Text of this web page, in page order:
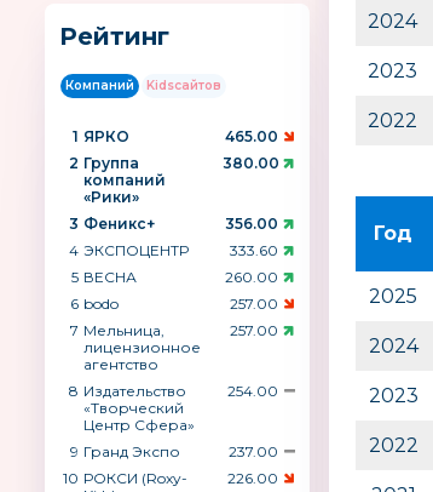
Рейтинг
Компаний Kidsсайтов
1 ЯРКО
465.00
2 Группа
компаний
«Рики»
380.00
3 Феникс+
356.00
4 ЭКСПОЦЕНТР
333.60
5 ВЕСНА
260.00
6 bodo
257.00
7 Мельница,
лицензионное
агентство
257.00
8 Издательство
«Творческий
Центр Сфера»
254.00
9 Гранд Экспо
237.00
10 РОКСИ (Roxy-
226.00
2024
2023
2022
Год
2025
2024
2023
2022